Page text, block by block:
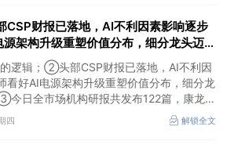
CSP财报已落地，AI不利因素影响逐步
架构升级重塑价值分布，细分龙头迈入
港股互联网的逻辑
逻辑；②头部CSP财报已落地，AI不利因
看好AI电源架构升级重塑价值分布，细分龙
日全市场机构研报共发布122篇，康龙化
调，9家公司获得首度覆盖，其中乔锋智能
；④在个股机构关注度排行中，华峰化学
四 解锁全文